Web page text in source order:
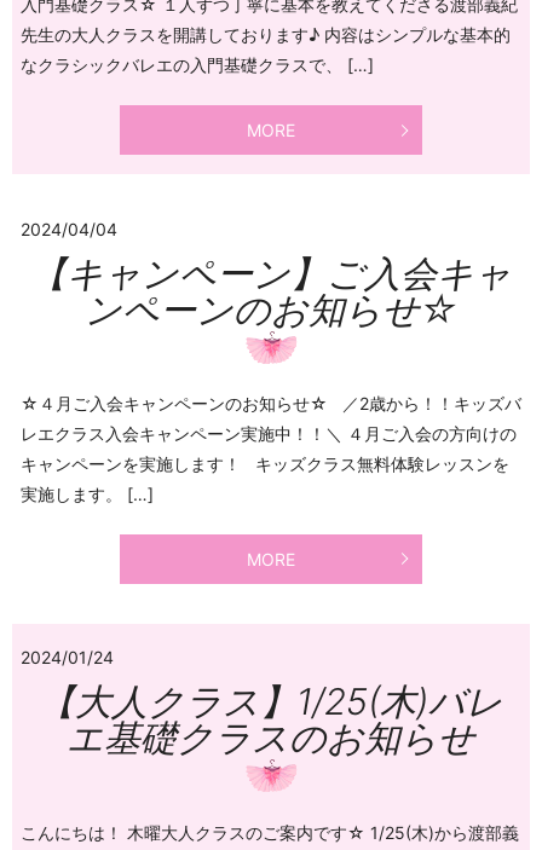
入門基礎クラス☆ １人ずつ丁寧に基本を教えてくださる渡部義紀
先生の大人クラスを開講しております♪ 内容はシンプルな基本的
なクラシックバレエの入門基礎クラスで、 […]
MORE
2024/04/04
【キャンペーン】ご入会キャ
ンペーンのお知らせ☆
☆４月ご入会キャンペーンのお知らせ☆ ／2歳から！！キッズバ
レエクラス入会キャンペーン実施中！！＼ ４月ご入会の方向けの
キャンペーンを実施します！ キッズクラス無料体験レッスンを
実施します。 […]
MORE
2024/01/24
【大人クラス】1/25(木)バレ
エ基礎クラスのお知らせ
こんにちは！ 木曜大人クラスのご案内です☆ 1/25(木)から渡部義